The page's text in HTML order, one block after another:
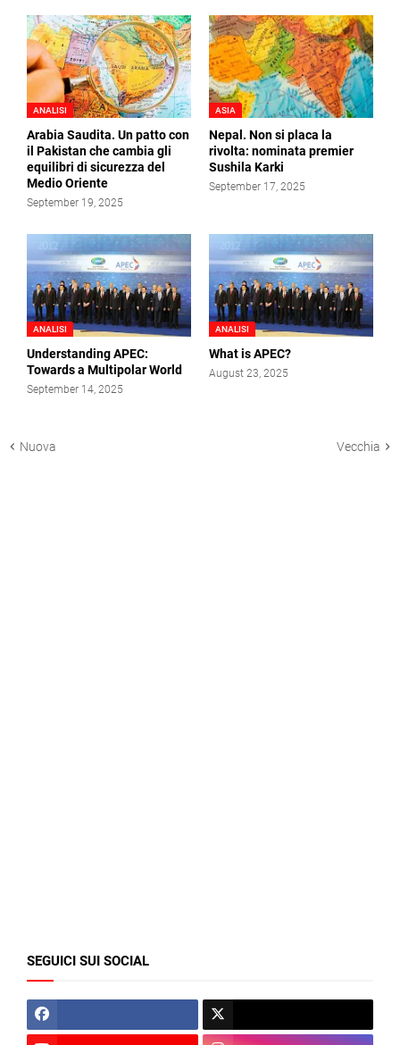
ANALISI
Arabia Saudita. Un patto con
il Pakistan che cambia gli
equilibri di sicurezza del
Medio Oriente
September 19, 2025
ASIA
Nepal. Non si placa la
rivolta: nominata premier
Sushila Karki
September 17, 2025
ANALISI
Understanding APEC:
Towards a Multipolar World
September 14, 2025
ANALISI
What is APEC?
August 23, 2025
Nuova Vecchia
SEGUICI SUI SOCIAL